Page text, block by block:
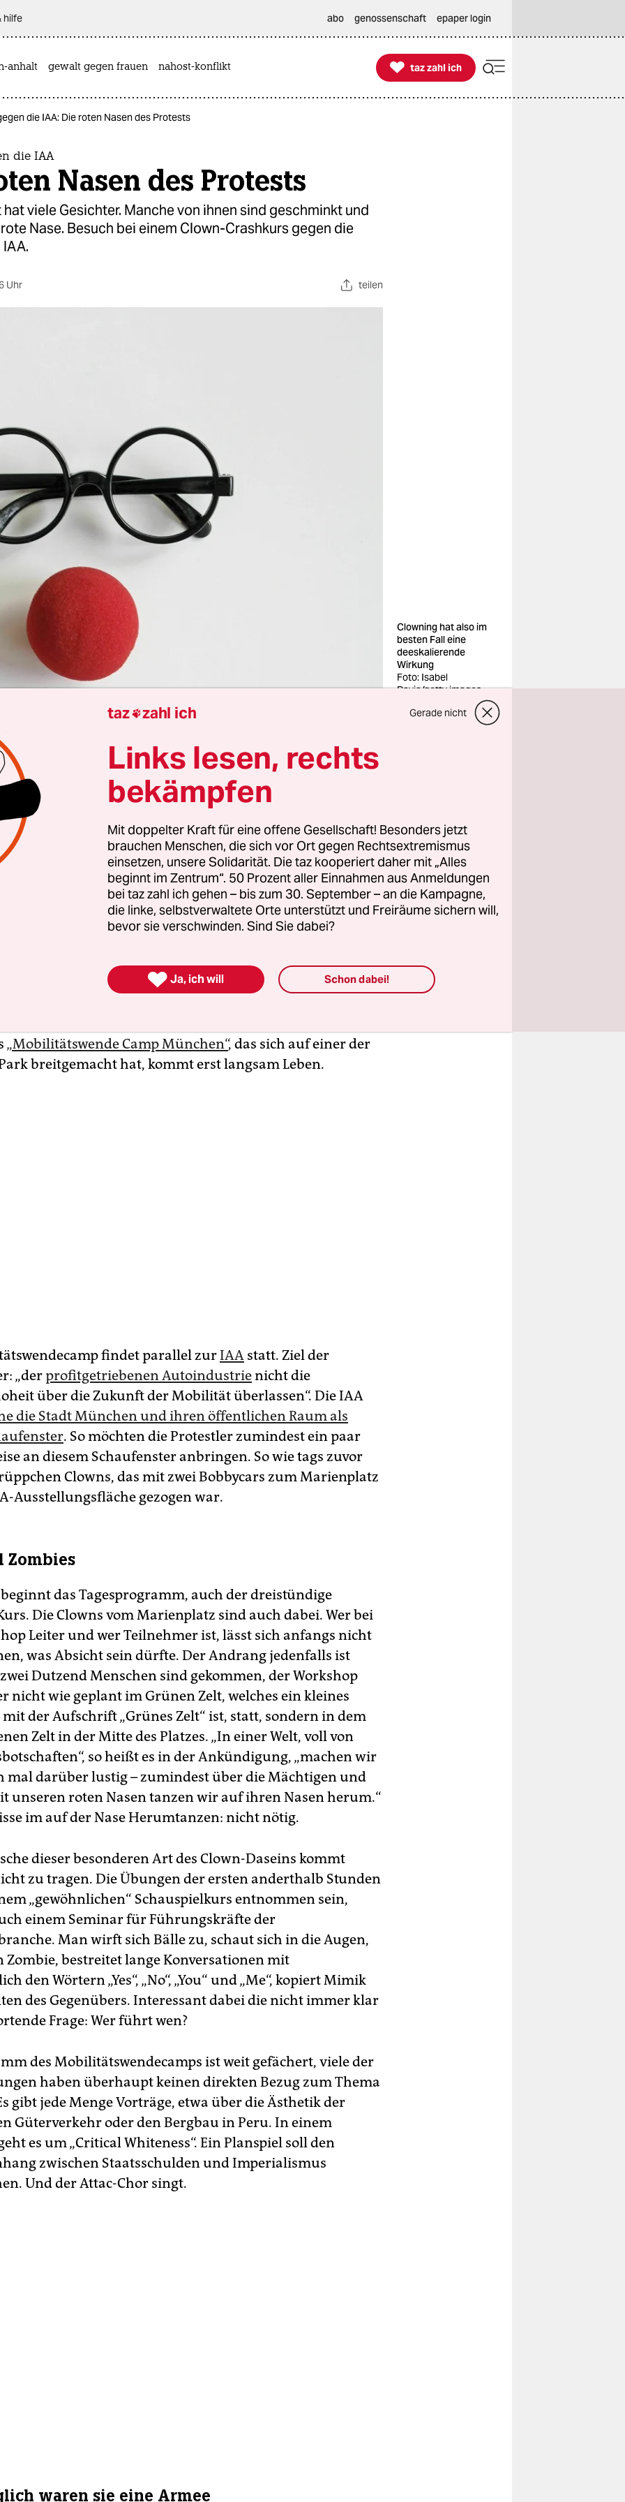
hilfe abo genossenschaft epaper login
anhalt gewalt gegen frauen nahost-konflikt 
taz zahl ich
taz zahl ich
die IAA: Die roten Nasen des Protests
die IAA
Nasen des Protests
viele Gesichter. Manche von ihnen sind geschminkt und
Nase. Besuch bei einem Clown-Crashkurs gegen die
Uhr teilen
Clowning hat also im
besten Fall eine
deeskalierende
Wirkung
Foto: Isabel
Pavia/getty images
Dominik Baur
umzustülpen, das ist dann schon die höhere Kunst. Aber
werden noch darauf zu sprechen kommen – gehört
wenn man Clown werden will. Und so gehört auch das
in den Lehrplan des Crashkurses für angehende
Donnerstagvormittag. Es ist freilich nicht der
der hier im Münchener Luitpoldpark geschult wird.
geht es um Rebel Clowning, Clowning als
eine Grünanlage im Norden Schwabings, liegt noch
„Mobilitätswende Camp München“, das sich auf einer der
breitgemacht hat, kommt erst langsam Leben.
findet parallel zurIAA statt. Ziel der
„der profitgetriebenen Autoindustrienicht die
über die Zukunft der Mobilität überlassen“. Die IAA
die Stadt München und ihren öffentlichen Raum als
. So möchten die Protestler zumindest ein paar
an diesem Schaufenster anbringen. So wie tags zuvor
Clowns, das mit zwei Bobbycars zum Marienplatz
Ausstellungsfläche gezogen war.
Zombies
das Tagesprogramm, auch der dreistündige
Die Clowns vom Marienplatz sind auch dabei. Wer bei
Leiter und wer Teilnehmer ist, lässt sich anfangs nicht
was Absicht sein dürfte. Der Andrang jedenfalls ist
Dutzend Menschen sind gekommen, der Workshop
nicht wie geplant im Grünen Zelt, welches ein kleines
mit der Aufschrift „Grünes Zelt“ ist, statt, sondern in dem
Zelt in der Mitte des Platzes. „In einer Welt, voll von
so heißt es in der Ankündigung, „machen wir
mal darüber lustig – zumindest über die Mächtigen und
unseren roten Nasen tanzen wir auf ihren Nasen herum.“
im auf der Nase Herumtanzen: nicht nötig.
dieser besonderen Art des Clown-Daseins kommt
zu tragen. Die Übungen der ersten anderthalb Stunden
„gewöhnlichen“ Schauspielkurs entnommen sein,
einem Seminar für Führungskräfte der
Man wirft sich Bälle zu, schaut sich in die Augen,
Zombie, bestreitet lange Konversationen mit
den Wörtern „Yes“, „No“, „You“ und „Me“, kopiert Mimik
des Gegenübers. Interessant dabei die nicht immer klar
Frage: Wer führt wen?
des Mobilitätswendecamps ist weit gefächert, viele der
haben überhaupt keinen direkten Bezug zum Thema
gibt jede Menge Vorträge, etwa über die Ästhetik der
Güterverkehr oder den Bergbau in Peru. In einem
es um „Critical Whiteness“. Ein Planspiel soll den
zwischen Staatsschulden und Imperialismus
Und der Attac-Chor singt.
waren sie eine Armee
taz zahl ich Gerade nicht
Links lesen, rechts
bekämpfen
Mit doppelter Kraft für eine offene Gesellschaft! Besonders jetzt
brauchen Menschen, die sich vor Ort gegen Rechtsextremismus
einsetzen, unsere Solidarität. Die taz kooperiert daher mit „Alles
beginnt im Zentrum“. 50 Prozent aller Einnahmen aus Anmeldungen
bei taz zahl ich gehen – bis zum 30. September – an die Kampagne,
die linke, selbstverwaltete Orte unterstützt und Freiräume sichern will,
bevor sie verschwinden. Sind Sie dabei?
 Ja, ich will Schon dabei!